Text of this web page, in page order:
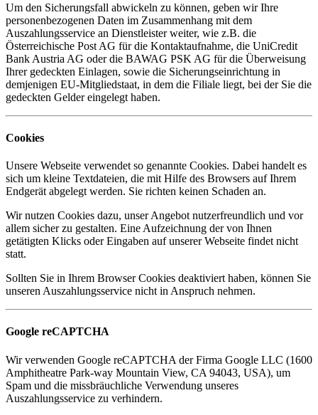
Um den Sicherungsfall abwickeln zu können, geben wir Ihre
personenbezogenen Daten im Zusammenhang mit dem
Auszahlungsservice an Dienstleister weiter, wie z.B. die
Österreichische Post AG für die Kontaktaufnahme, die UniCredit
Bank Austria AG oder die BAWAG PSK AG für die Überweisung
Ihrer gedeckten Einlagen, sowie die Sicherungseinrichtung in
demjenigen EU-Mitgliedstaat, in dem die Filiale liegt, bei der Sie die
gedeckten Gelder eingelegt haben.
Cookies
Unsere Webseite verwendet so genannte Cookies. Dabei handelt es
sich um kleine Textdateien, die mit Hilfe des Browsers auf Ihrem
Endgerät abgelegt werden. Sie richten keinen Schaden an.
Wir nutzen Cookies dazu, unser Angebot nutzerfreundlich und vor
allem sicher zu gestalten. Eine Aufzeichnung der von Ihnen
getätigten Klicks oder Eingaben auf unserer Webseite findet nicht
statt.
Sollten Sie in Ihrem Browser Cookies deaktiviert haben, können Sie
unseren Auszahlungsservice nicht in Anspruch nehmen.
Google reCAPTCHA
Wir verwenden Google reCAPTCHA der Firma Google LLC (1600
Amphitheatre Park-way Mountain View, CA 94043, USA), um
Spam und die missbräuchliche Verwendung unseres
Auszahlungsservice zu verhindern.